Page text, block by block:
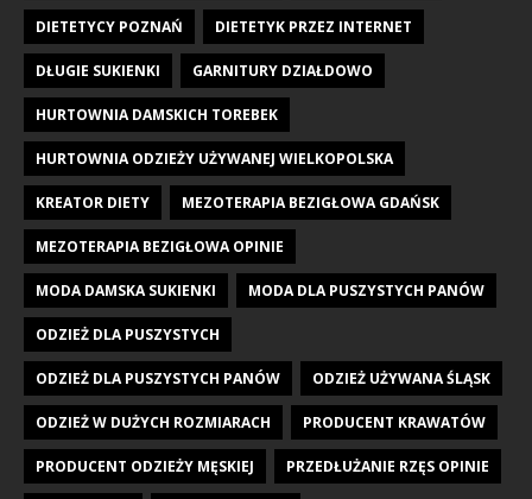
DIETETYCY POZNAŃ DIETETYK PRZEZ INTERNET
DŁUGIE SUKIENKI GARNITURY DZIAŁDOWO
HURTOWNIA DAMSKICH TOREBEK
HURTOWNIA ODZIEŻY UŻYWANEJ WIELKOPOLSKA
KREATOR DIETY MEZOTERAPIA BEZIGŁOWA GDAŃSK
MEZOTERAPIA BEZIGŁOWA OPINIE
MODA DAMSKA SUKIENKI MODA DLA PUSZYSTYCH PANÓW
ODZIEŻ DLA PUSZYSTYCH
ODZIEŻ DLA PUSZYSTYCH PANÓW ODZIEŻ UŻYWANA ŚLĄSK
ODZIEŻ W DUŻYCH ROZMIARACH PRODUCENT KRAWATÓW
PRODUCENT ODZIEŻY MĘSKIEJ PRZEDŁUŻANIE RZĘS OPINIE